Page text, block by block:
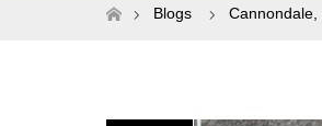
ホームBlogs Cannondale